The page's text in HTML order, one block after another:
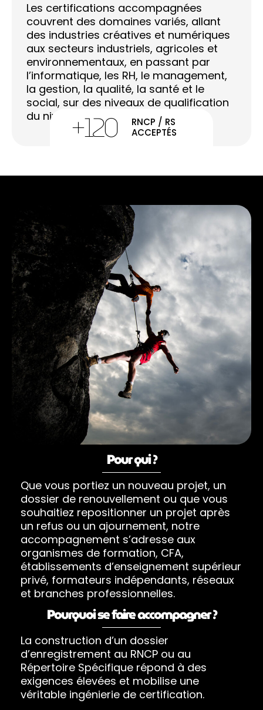
Les certifications accompagnées
couvrent des domaines variés, allant
des industries créatives et numériques
aux secteurs industriels, agricoles et
environnementaux, en passant par
l’informatique, les RH, le management,
la gestion, la qualité, la santé et le
social, sur des niveaux de qualification
du niveau 3 au niveau 7.RNCP / RS
ACCEPTÉS
+120
Pour qui ?
Que vous portiez un nouveau projet, un
dossier de renouvellement ou que vous
souhaitiez repositionner un projet après
un refus ou un ajournement, notre
accompagnement s’adresse aux
organismes de formation, CFA,
établissements d’enseignement supérieur
privé, formateurs indépendants, réseaux
et branches professionnelles.
Pourquoi se faire accompagner ?
La construction d’un dossier
d’enregistrement au RNCP ou au
Répertoire Spécifique répond à des
exigences élevées et mobilise une
véritable ingénierie de certification.